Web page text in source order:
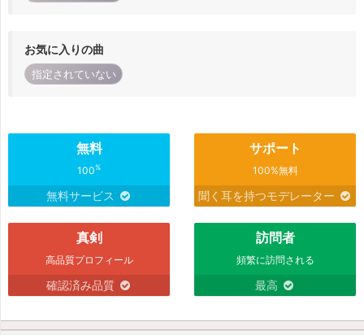
お気に入りの曲
指定されていない
無料
100%
無料サービス
サポート
100%無料
聞く耳を持つモデレーター
真剣
高品質プロフィール
確認済み品質
訪問者
頻繁に訪問される
最高